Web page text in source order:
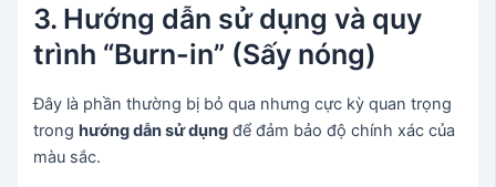
3. Hướng dẫn sử dụng và quy
trình “Burn-in” (Sấy nóng)
Đây là phần thường bị bỏ qua nhưng cực kỳ quan trọng
tronghướng dẫn sử dụng để đảm bảo độ chính xác của
màu sắc.